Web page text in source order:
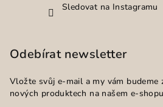
Sledovat na Instagramu
Odebírat newsletter
Vložte svůj e-mail a my vám budeme
nových produktech na našem e-